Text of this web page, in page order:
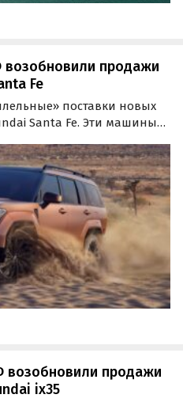
возобновили продажи
Fe
поставки новых
Santa Fe. Эти машины
стартуют от 3
«Автоновости…
возобновили продажи
ix35